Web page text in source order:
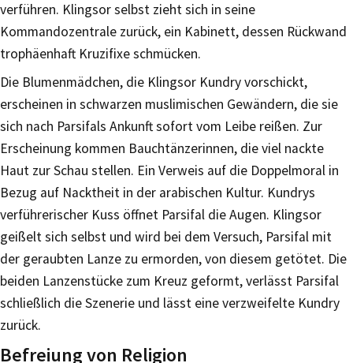
verführen. Klingsor selbst zieht sich in seine
Kommandozentrale zurück, ein Kabinett, dessen Rückwand
trophäenhaft Kruzifixe schmücken.
Die Blumenmädchen, die Klingsor Kundry vorschickt,
erscheinen in schwarzen muslimischen Gewändern, die sie
sich nach Parsifals Ankunft sofort vom Leibe reißen. Zur
Erscheinung kommen Bauchtänzerinnen, die viel nackte
Haut zur Schau stellen. Ein Verweis auf die Doppelmoral in
Bezug auf Nacktheit in der arabischen Kultur. Kundrys
verführerischer Kuss öffnet Parsifal die Augen. Klingsor
geißelt sich selbst und wird bei dem Versuch, Parsifal mit
der geraubten Lanze zu ermorden, von diesem getötet. Die
beiden Lanzenstücke zum Kreuz geformt, verlässt Parsifal
schließlich die Szenerie und lässt eine verzweifelte Kundry
zurück.
Befreiung von Religion